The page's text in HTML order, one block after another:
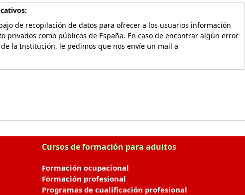
de recopilación de datos para ofrecer a los usuarios información
privados como públicos de España. En caso de encontrar algún error
la Institución, le pedimos que nos envíe un mail a
Cursos de formación para adultos
Formación ocupacional
Formación profesional
Programas de cualificación profesional